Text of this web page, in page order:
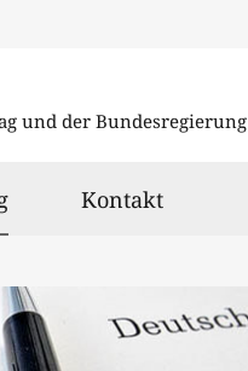
und der Bundesregierung
ausgewählt
Kontakt